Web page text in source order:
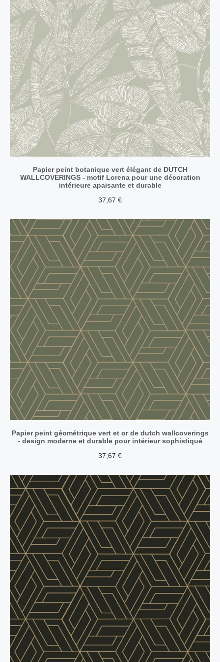
Papier peint botanique vert élégant de DUTCH
WALLCOVERINGS - motif Lorena pour une décoration
intérieure apaisante et durable
37,67 €
Papier peint géométrique vert et or de dutch wallcoverings
- design moderne et durable pour intérieur sophistiqué
37,67 €